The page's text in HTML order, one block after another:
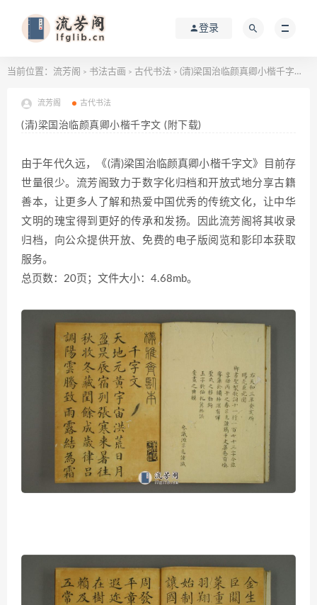
登录
当前位置： 流芳阁 > 书法古画 > 古代书法 > (清)梁国治临颜真卿小楷千字文 (附下载)
流芳阁 古代书法
(清)梁国治临颜真卿小楷千字文 (附下载)
由于年代久远，《(清)梁国治临颜真卿小楷千字文》目前存
世量很少。流芳阁致力于数字化归档和开放式地分享古籍
善本，让更多人了解和热爱中国优秀的传统文化，让中华
文明的瑰宝得到更好的传承和发扬。因此流芳阁将其收录
归档，向公众提供开放、免费的电子版阅览和影印本获取
服务。
总页数：20页；文件大小：4.68mb。